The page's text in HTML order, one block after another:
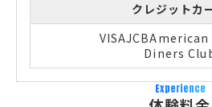
クレジットカ
VISAJCBAmerican
Diners
Experience